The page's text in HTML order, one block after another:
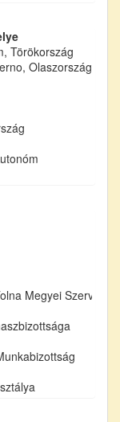
Törökország
Olaszország
Megyei